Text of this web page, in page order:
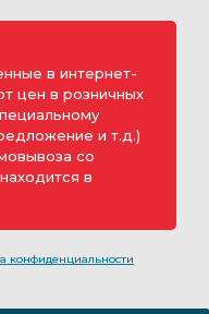
в интернет-
цен в розничных
и т.д.)
со
в
конфиденциальности